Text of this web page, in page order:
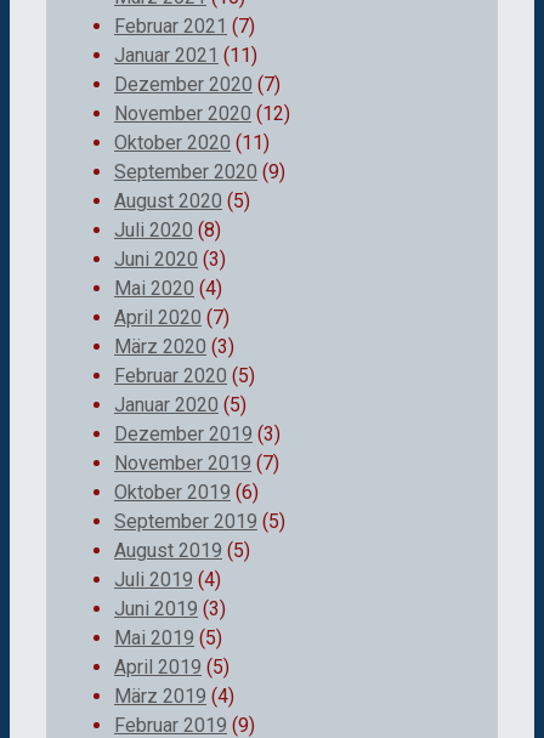
Februar 2021 (7)
Januar 2021 (11)
Dezember 2020 (7)
November 2020 (12)
Oktober 2020 (11)
September 2020 (9)
August 2020 (5)
Juli 2020 (8)
Juni 2020 (3)
Mai 2020 (4)
April 2020 (7)
März 2020 (3)
Februar 2020 (5)
Januar 2020 (5)
Dezember 2019 (3)
November 2019 (7)
Oktober 2019 (6)
September 2019 (5)
August 2019 (5)
Juli 2019 (4)
Juni 2019 (3)
Mai 2019 (5)
April 2019 (5)
März 2019 (4)
Februar 2019 (9)